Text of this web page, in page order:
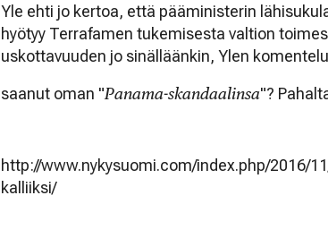
Yle ehti jo kertoa, että pääministerin
hyötyy Terrafamen tukemisesta valtion
uskottavuuden jo sinälläänkin, Ylen
saanut oman "Panama-skandaalinsa"?
http://www.nykysuomi.com/index.php/2016/
kalliiksi/